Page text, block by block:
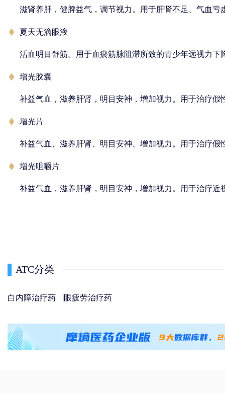
滋肾养肝，健脾益气，调节视力。用于肝肾不足、气血
夏天无滴眼液
活血明目舒筋。用于血瘀筋脉阻滞所致的青少年远视力
增光胶囊
补益气血，滋养肝肾，明目安神，增加视力。用于治疗假
增光片
补益气血、滋养肝肾、明目安神、增加视力。用于治疗假
增光咀嚼片
补益气血，滋养肝肾，明目安神，增加视力。用于治疗近
ATC分类
白内障治疗药 眼疲劳治疗药